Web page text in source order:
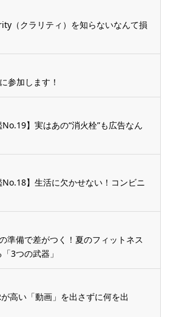
（クラリティ）を知らないなんて損
参加します！
No.19】実はあの“消火栓”も広告なん
No.18】生活に欠かせない！コンビニ
準備で差がつく！夏のフィットネス
3つの武器」
が高い「動画」を出さずに何を出